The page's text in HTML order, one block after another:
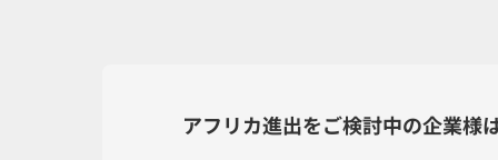
アフリカ進出をご検討中の企業様